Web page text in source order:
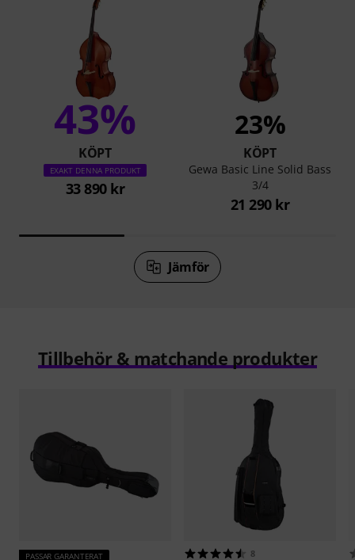
43%
KÖPT
EXAKT DENNA PRODUKT
33 890 kr
23%
KÖPT
Gewa Basic Line Solid Bass
3/4
21 290 kr
Jämför
Tillbehör & matchande produkter
PASSAR GARANTERAT 8